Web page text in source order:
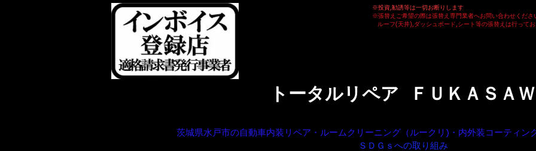
※投資,勧誘等は一切お断りします
※張替えご希望の際は張替え専門業者へお問い合わせくださ
ルーフ(天井),ダッシュボード,シート等の張替えは行って
トータルリペア ＦＵＫＡＳＡ
ＳＤＧｓへの取り組み
茨城県水戸市の自動車内装リペア・ルームクリーニング（ルークリ)・内外装コーティ